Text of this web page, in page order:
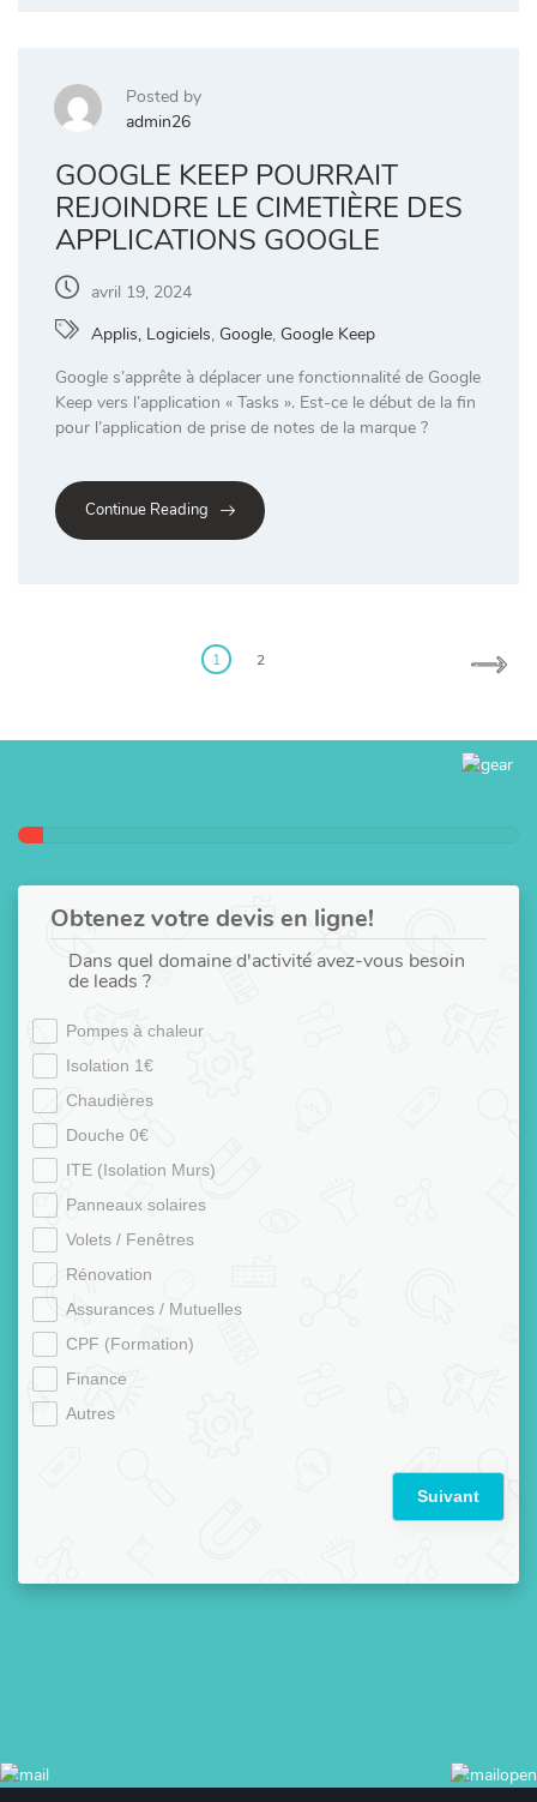
Posted by
admin26
GOOGLE KEEP POURRAIT
REJOINDRE LE CIMETIÈRE DES
APPLICATIONS GOOGLE
avril 19, 2024
Applis, Logiciels, Google, Google Keep
Google s’apprête à déplacer une fonctionnalité de Google
Keep vers l’application « Tasks ». Est-ce le début de la fin
pour l’application de prise de notes de la marque ?
Continue Reading
1 2
Obtenez votre devis en ligne!
Dans quel domaine d'activité avez-vous besoin
de leads ?
Pompes à chaleur
Isolation 1€
Chaudières
Douche 0€
ITE (Isolation Murs)
Panneaux solaires
Volets / Fenêtres
Rénovation
Assurances / Mutuelles
CPF (Formation)
Finance
Autres
Suivant